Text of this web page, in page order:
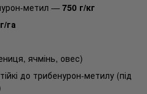
метил — 750 г/кг
га
ячмінь, овес)
до трибенурон-метилу (під